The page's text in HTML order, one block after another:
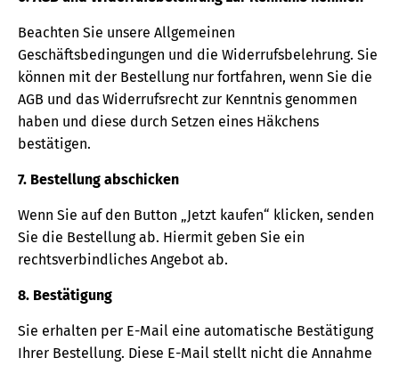
Beachten Sie unsere Allgemeinen
Geschäftsbedingungen und die Widerrufsbelehrung. Sie
können mit der Bestellung nur fortfahren, wenn Sie die
AGB und das Widerrufsrecht zur Kenntnis genommen
haben und diese durch Setzen eines Häkchens
bestätigen.
7. Bestellung abschicken
Wenn Sie auf den Button „Jetzt kaufen“ klicken, senden
Sie die Bestellung ab. Hiermit geben Sie ein
rechtsverbindliches Angebot ab.
8. Bestätigung
Sie erhalten per E-Mail eine automatische Bestätigung
Ihrer Bestellung. Diese E-Mail stellt nicht die Annahme